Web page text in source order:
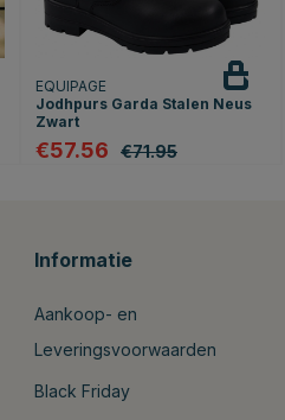
EQUIPAGE
Jodhpurs Garda Stalen Neus
Zwart
€57.56 €71.95
Informatie
Aankoop- en
Leveringsvoorwaarden
Black Friday